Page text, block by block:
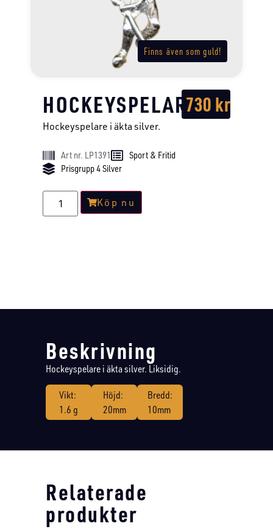
Finns även som guld!
HOCKEYSPELARE730kr
Hockeyspelare i äkta silver.
Art nr. LP1391
Sport & Fritid
Prisgrupp 4 Silver
Köp nu
Beskrivning
Hockeyspelare i äkta silver. Liksidig.
Vikt:
1.6 g
Höjd:
20mm
Bredd:
10mm
Relaterade
produkter